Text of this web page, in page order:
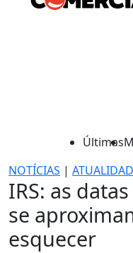
Últimas
NOTÍCIAS |
IRS: as
se
esquecer